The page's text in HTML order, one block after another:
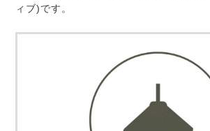
ィブ)です。